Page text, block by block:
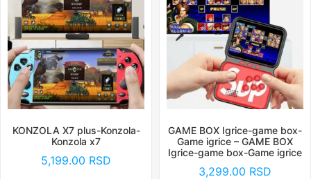
KONZOLA X7 plus-Konzola-
Konzola x7
5,199.00 RSD
GAME BOX Igrice-game box-
Game igrice – GAME BOX
Igrice-game box-Game igrice
3,299.00 RSD